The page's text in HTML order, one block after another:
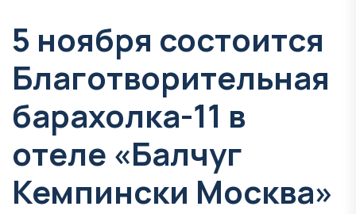
5 ноября состоится
Благотворительная
барахолка-11 в
отеле «Балчуг
Кемпински Москва»